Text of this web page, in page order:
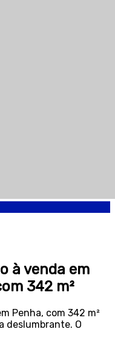
à venda em
342 m²
Penha, com 342 m²
deslumbrante. O